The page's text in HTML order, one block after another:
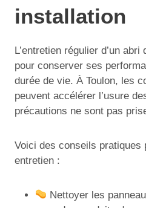
installation
L’entretien régulier d’un
pour conserver ses
durée de vie. À Toulon, les
peuvent accélérer l’usure
précautions ne sont pas
Voici des conseils pratiques
entretien :
Nettoyer les